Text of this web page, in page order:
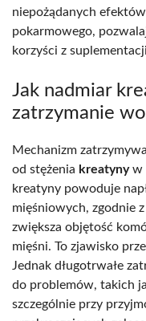
niepożądanych
pokarmowego,
korzyści z
Jak nadmiar
zatrzymanie
Mechanizm
od stężenia kreatynyw
kreatyny powoduje
mięśniowych, zgodnie
zwiększa objętość
mięśni. To zjawisko
Jednak długotrwałe
do problemów, takich
szczególnie przy